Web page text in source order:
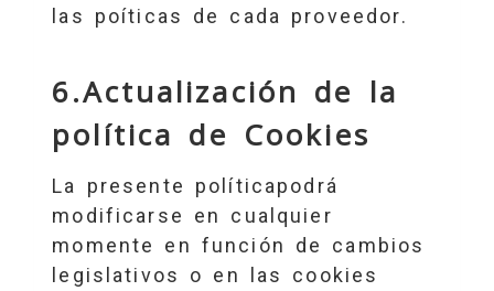
las poíticas de cada proveedor.
6.Actualización de la
política de Cookies
La presente políticapodrá
modificarse en cualquier
momente en función de cambios
legislativos o en las cookies